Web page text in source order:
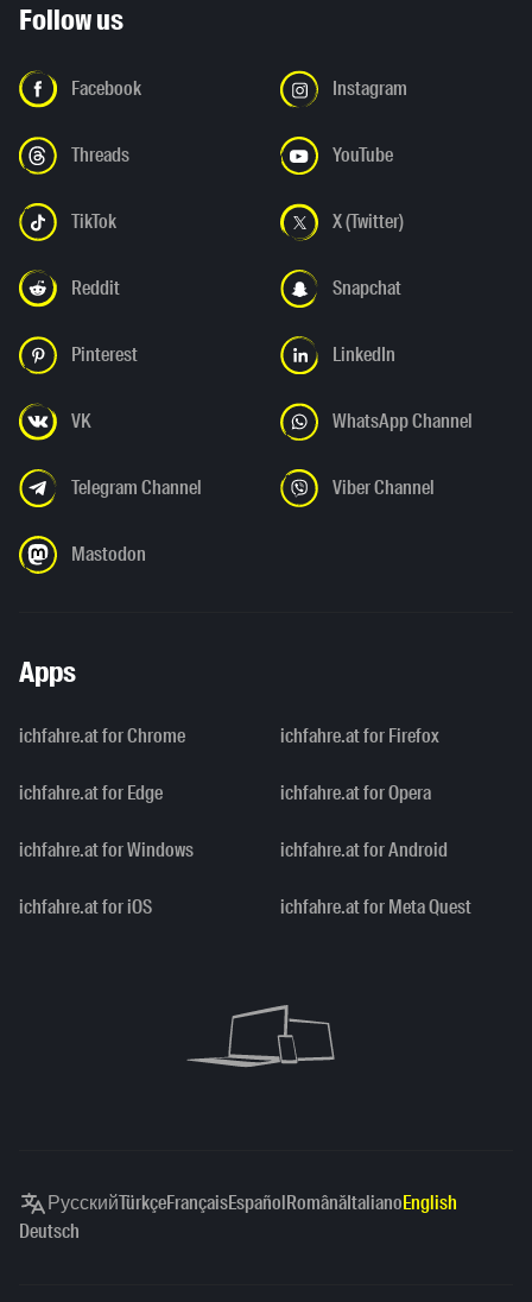
Follow us
Facebook Instagram
Threads YouTube
TikTok X (Twitter)
Reddit Snapchat
Pinterest LinkedIn
VK WhatsApp Channel
Telegram Channel Viber Channel
Mastodon
Apps
ichfahre.at for Chrome ichfahre.at for Firefox
ichfahre.at for Edge ichfahre.at for Opera
ichfahre.at for Windows ichfahre.at for Android
ichfahre.at for iOS ichfahre.at for Meta Quest
РусскийTürkçeFrançaisEspañolRomânăItalianoEnglish
Deutsch